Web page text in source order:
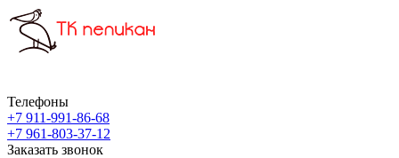
Телефоны
+7 911-991-86-68
+7 961-803-37-12
Заказать звонок